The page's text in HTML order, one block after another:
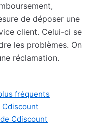
de déposer une
client. Celui-ci se
les problèmes. On
réclamation.
fréquents
Cdiscount
Cdiscount